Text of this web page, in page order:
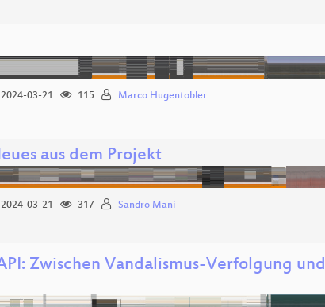
2024-03-21 115 Marco Hugentobler
aus dem Projekt
2024-03-21 317 Sandro Mani
Zwischen Vandalismus-Verfolgung und